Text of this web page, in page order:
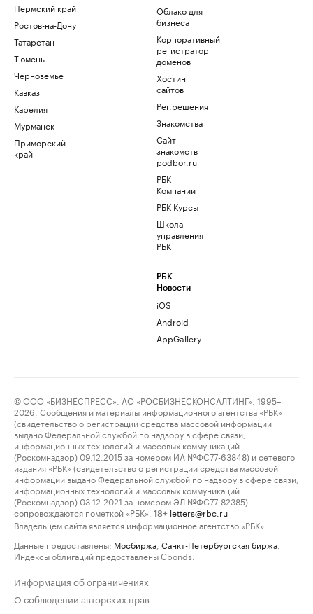
Пермский край
Ростов-на-Дону
Татарстан
Тюмень
Черноземье
Кавказ
Карелия
Мурманск
Приморский
край
Облако для
бизнеса
Корпоративный
регистратор
доменов
Хостинг
сайтов
Рег.решения
Знакомства
Сайт
знакомств
podbor.ru
РБК
Компании
РБК Курсы
Школа
управления
РБК
РБК
Новости
iOS
Android
AppGallery
© ООО «БИЗНЕСПРЕСС», АО «РОСБИЗНЕСКОНСАЛТИНГ», 1995–
2026. Сообщения и материалы информационного агентства «РБК»
(свидетельство о регистрации средства массовой информации
выдано Федеральной службой по надзору в сфере связи,
информационных технологий и массовых коммуникаций
(Роскомнадзор) 09.12.2015 за номером ИА №ФС77-63848) и сетевого
издания «РБК» (свидетельство о регистрации средства массовой
информации выдано Федеральной службой по надзору в сфере связи,
информационных технологий и массовых коммуникаций
(Роскомнадзор) 03.12.2021 за номером ЭЛ №ФС77-82385)
сопровождаются пометкой «РБК».
18+ letters@rbc.ru
Владельцем сайта является информационное агентство «РБК».
Данные предоставлены: Мосбиржа Санкт-Петербургская биржа
Индексы облигаций предоставлены Cbonds.
Информация об ограничениях
О соблюдении авторских прав